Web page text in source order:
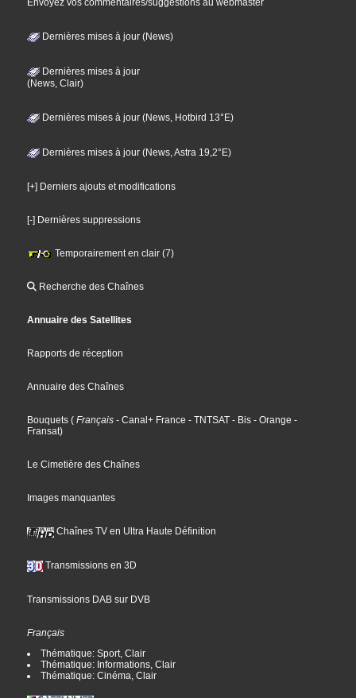
Envoyez vos commentaires/suggestions au webmaster
Dernières mises à jour (News)
Dernières mises à jour
(News, Clair)
Dernières mises à jour (News, Hotbird 13°E)
Dernières mises à jour (News, Astra 19,2°E)
[+] Derniers ajouts et modifications
[-] Dernières suppressions
Temporairement en clair (7)
Recherche des Chaînes
Annuaire des Satellites
Rapports de réception
Annuaire des Chaînes
Bouquets ( Français - Canal+ France - TNTSAT - Bis - Orange -
Fransat)
Le Cimetière des Chaînes
Images manquantes
Chaînes TV en Ultra Haute Définition
Transmissions en 3D
Transmissions DAB sur DVB
Français
Thématique: Sport, Clair
Thématique: Informations, Clair
Thématique: Cinéma, Clair